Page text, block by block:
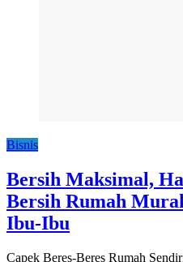
Bisnis
Bersih Maksimal,
Bersih Rumah
Ibu-Ibu
Capek Beres-Beres Rumah